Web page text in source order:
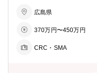
員会(IRB)への対応支援 ■そ
験への協力を引き出すこと
広島県
370万円〜450万円
CRC・SMA